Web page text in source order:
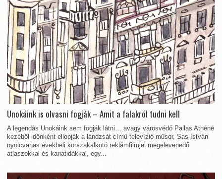
Unokáink is olvasni fogják – Amit a falakról tudni kell
A legendás Unokáink sem fogják látni… avagy városvédő Pallas Athéné
kezéből időnként ellopják a lándzsát című televízió műsor, Sas István
nyolcvanas évekbeli korszakalkotó reklámfilmjei megelevenedő
atlaszokkal és kariatidákkal, egy...